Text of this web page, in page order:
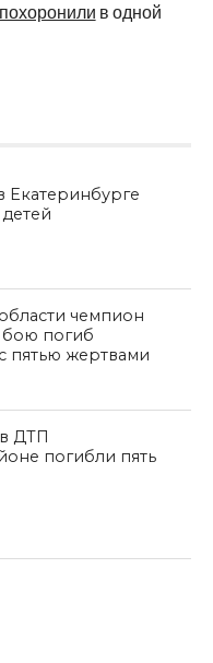
похоронили в одной
Екатеринбурге
чемпион
погиб
пятью жертвами
ДТП
погибли пять